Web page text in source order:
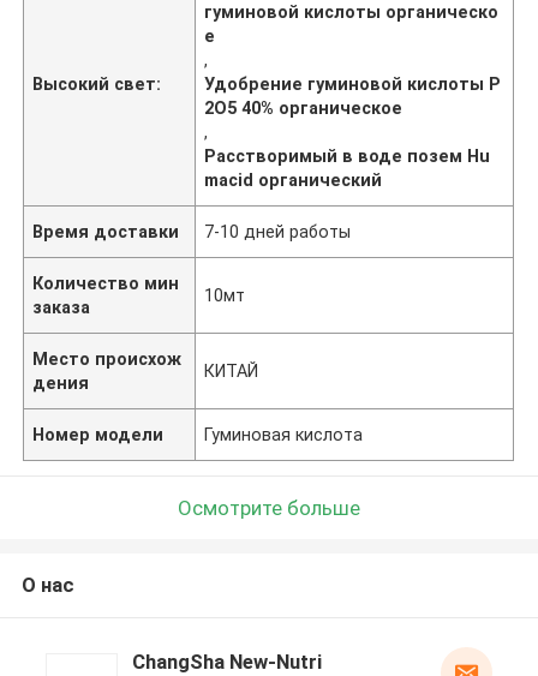
Высокий свет:
гуминовой кислоты органическо
е
,
Удобрение гуминовой кислоты P
2O5 40% органическое
,
Расстворимый в воде позем Hu
macid органический
Время доставки 7-10 дней работы
Количество мин
заказа
10мт
Место происхож
дения
КИТАЙ
Номер модели Гуминовая кислота
Осмотрите больше
О нас
ChangSha New-Nutri